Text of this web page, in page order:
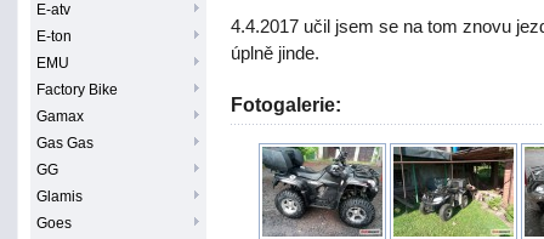
E-atv
E-ton
EMU
Factory Bike
Gamax
Gas Gas
GG
Glamis
Goes
4.4.2017 učil jsem se na tom znovu
úplně jinde.
Fotogalerie: